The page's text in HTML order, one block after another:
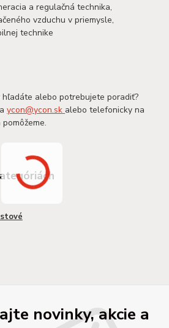
a regulačná technika,
vzduchu v priemysle,
technike
alebo potrebujete poradiť?
ycon@ycon.sk alebo telefonicky na
novinky, akcie a